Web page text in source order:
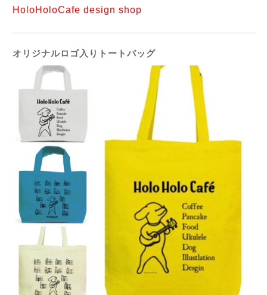
HoloHoloCafe design shop
オリジナルロゴ入りトートバッグ